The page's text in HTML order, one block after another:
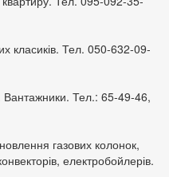
класиків. Тел. 050-632-09-
Тел.: 65-49-46,
газових колонок,
електробойлерів.